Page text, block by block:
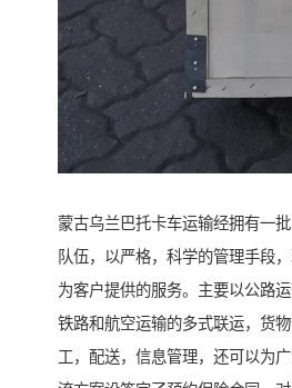
蒙古乌兰巴托卡车运输经拥有一
队伍，以严格，科学的管理手段
为客户提供的服务。主要以公路
铁路和航空运输的多式联运，货
工，配送，信息管理，还可以为